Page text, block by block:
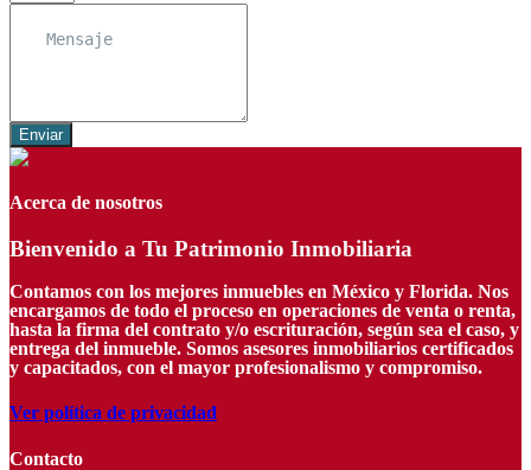
Enviar
Acerca de nosotros
Bienvenido a Tu Patrimonio Inmobiliaria
Contamos con los mejores inmuebles en México y Florida. Nos
encargamos de todo el proceso en operaciones de venta o renta,
hasta la firma del contrato y/o escrituración, según sea el caso, y
entrega del inmueble. Somos asesores inmobiliarios certificados
y capacitados, con el mayor profesionalismo y compromiso.
Ver política de privacidad
Contacto